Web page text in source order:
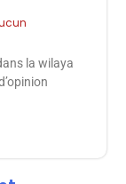
la wilaya